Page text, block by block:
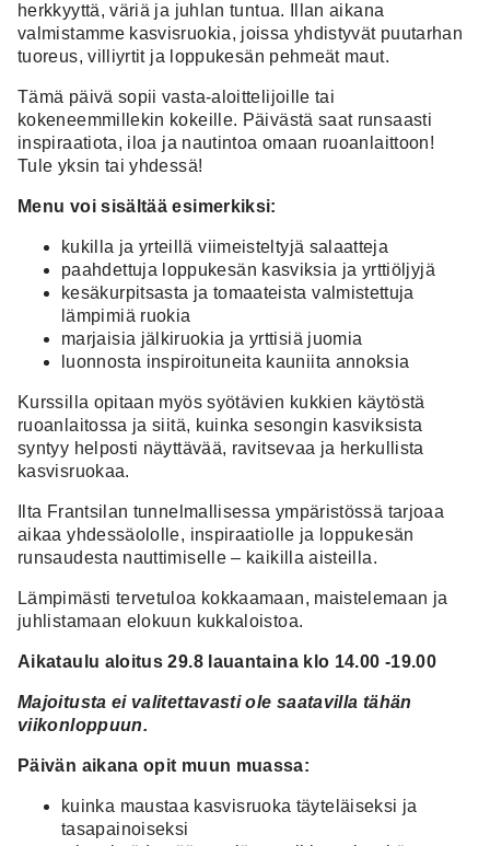
herkkyyttä, väriä ja juhlan tuntua. Illan aikana
valmistamme kasvisruokia, joissa yhdistyvät puutarhan
tuoreus, villiyrtit ja loppukesän pehmeät maut.
Tämä päivä sopii vasta-aloittelijoille tai
kokeneemmillekin kokeille. Päivästä saat runsaasti
inspiraatiota, iloa ja nautintoa omaan ruoanlaittoon!
Tule yksin tai yhdessä!
Menu voi sisältää esimerkiksi:
kukilla ja yrteillä viimeisteltyjä salaatteja
paahdettuja loppukesän kasviksia ja yrttiöljyjä
kesäkurpitsasta ja tomaateista valmistettuja
lämpimiä ruokia
marjaisia jälkiruokia ja yrttisiä juomia
luonnosta inspiroituneita kauniita annoksia
Kurssilla opitaan myös syötävien kukkien käytöstä
ruoanlaitossa ja siitä, kuinka sesongin kasviksista
syntyy helposti näyttävää, ravitsevaa ja herkullista
kasvisruokaa.
Ilta Frantsilan tunnelmallisessa ympäristössä tarjoaa
aikaa yhdessäololle, inspiraatiolle ja loppukesän
runsaudesta nauttimiselle – kaikilla aisteilla.
Lämpimästi tervetuloa kokkaamaan, maistelemaan ja
juhlistamaan elokuun kukkaloistoa.
Aikataulu aloitus 29.8 lauantaina klo 14.00 -19.00
Majoitusta ei valitettavasti ole saatavilla tähän
viikonloppuun.
Päivän aikana opit muun muassa:
kuinka maustaa kasvisruoka täyteläiseksi ja
tasapainoiseksi